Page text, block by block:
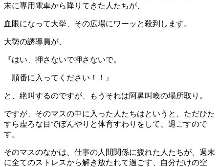
末に専用電車から降りてきた人たちが、
血眼になって大挙、その広場にワーッと殺到します。
大勢の誘導員が、
『はい、押さないで押さないで。
順番に入ってください！！』
と、絶叫するのですが、もうそれは阿鼻叫喚の場所取り。
ですが、そのマスの中に入った人たちはというと、ただひた
すら虚ろな目でぼんやりと体育すわりをして、過ごすので
す。
そのマスのなかは、仕事の人間関係に疲れた人たちが、週末
に全てのストレスから解き放たれて過ごす、自分だけの空